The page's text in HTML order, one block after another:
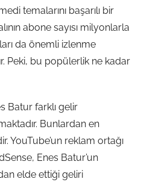
temalarını başarılı bir
abone sayısı milyonlarla
da önemli izlenme
Peki, bu popülerlik ne kadar
Batur farklı gelir
Bunlardan en
YouTube’un reklam ortağı
Enes Batur’un
elde ettiği geliri